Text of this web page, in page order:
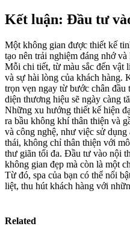
Kết luận: Đầu tư
Một không gian được thiết kế
tạo nên trải nghiệm đáng nhớ
Mỗi chi tiết, từ màu sắc đến vật
và sự hài lòng của khách hàng.
trọn vẹn ngay từ bước chân đầu
diện thương hiệu sẽ ngày càng
Những xu hướng thiết kế hiện
ra bầu không khí thân thiện và
và công nghệ, như việc sử
thái, không chỉ thân thiện với
thư giãn tối đa. Đầu tư vào nội
không gian đẹp mà còn là một
Từ đó, spa của bạn có thể nổi
liệt, thu hút khách hàng với
Related